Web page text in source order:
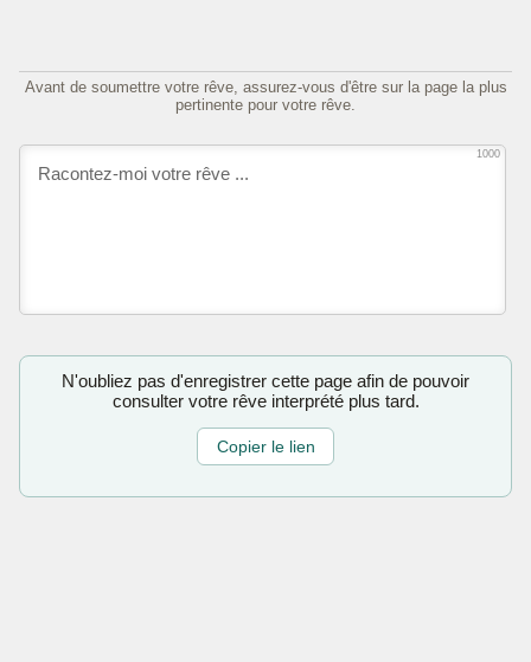
Avant de soumettre votre rêve, assurez-vous d'être sur la page la plus
pertinente pour votre rêve.
1000
N'oubliez pas d'enregistrer cette page afin de pouvoir
consulter votre rêve interprété plus tard.
Copier le lien